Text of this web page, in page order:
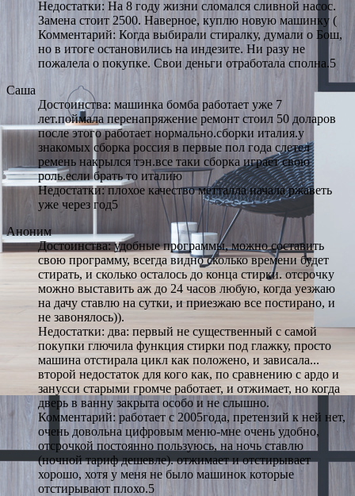
Недостатки: На 8 году жизни сломался сливной насос.
Замена стоит 2500. Наверное, куплю новую машинку (
Комментарий: Когда выбирали стиралку, думали о Бош,
но в итоге остановились на индезите. Ни разу не
пожалела о покупке. Свои деньги отработала сполна.5
Саша
Достоинства: машинка бомба работает уже 7
лет.поймала перенапряжение ремонт стоил 50 доларов
после этого работает нормально.сборки италия.у
знакомых сборка россия в первые пол года слетел
ремень накрылся тэн.все таки сборка играет свою
роль.если брать то италию
Недостатки: плохое качество метталла начала ржаветь
уже через год5
Аноним
Достоинства: удобные программы, можно составить
свою программу, всегда видно сколько времени будет
стирать, и сколько осталось до конца стирки. отсрочку
можно выставить аж до 24 часов любую, когда уезжаю
на дачу ставлю на сутки, и приезжаю все постирано, и
не завонялось)).
Недостатки: два: первый не существенный с самой
покупки глючила функция стирки под глажку, просто
машина отстирала цикл как положено, и зависала...
второй недостаток для кого как, по сравнению с ардо и
занусси старыми громче работает, и отжимает, но когда
дверь в ванну закрыта особо и не слышно.
Комментарий: работает с 2005года, претензий к ней нет,
очень довольна цифровым меню-мне очень удобно,
отсрочкой постоянно пользуюсь, на ночь ставлю
(ночной тариф дешевле). отжимает и отстирывает
хорошо, хотя у меня не было машинок которые
отстирывают плохо.5